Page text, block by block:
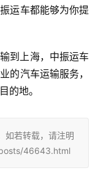
运车都能够为你提
到上海，中振运车
的汽车运输服务，
的地。
如若转载，请注明
46643.html